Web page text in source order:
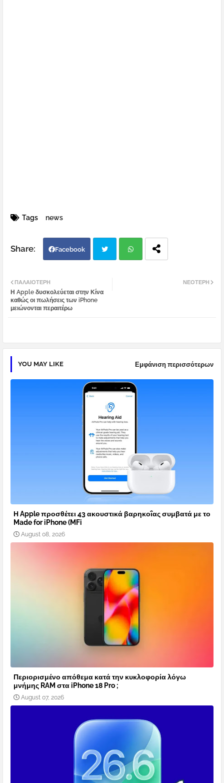
Tags news
Facebook
tter
ΝΕΌΤΕΡΗ
ΠΑΛΑΙΌΤΕΡΗ
Η Apple δυσκολεύεται στην Κίνα
καθώς οι πωλήσεις των iPhone
μειώνονται περαιτέρω
YOU MAY LIKE Εμφάνιση περισσότερων
Η Apple προσθέτει 43 ακουστικά βαρηκοΐας συμβατά με το
Made for iPhone (MFi
August 08, 2026
Περιορισμένο απόθεμα κατά την κυκλοφορία λόγω
μνήμης RAM στα iPhone 18 Pro ;
August 07, 2026